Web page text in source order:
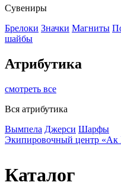
Сувениры
Брелоки Значки Магниты
шайбы
Атрибутика
смотреть все
Вся атрибутика
Вымпела Джерси Шарфы
Экипировочный центр «Ак
Каталог